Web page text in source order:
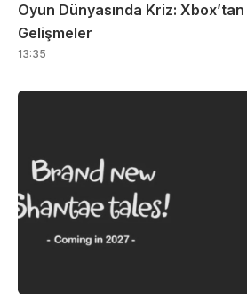
Oyun Dünyasında Kriz: Xbox’tan
Gelişmeler
13:35